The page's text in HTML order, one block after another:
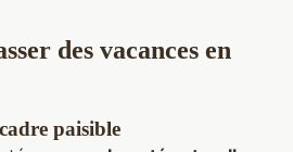
des vacances en
paisible